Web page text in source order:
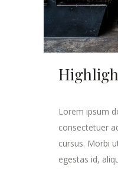
Lorem ipsum
consectetuer
cursus. Morbi
egestas id,